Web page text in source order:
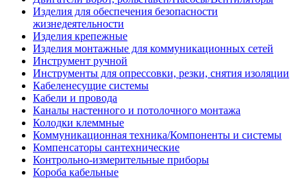
Изделия для обеспечения безопасности
жизнедеятельности
Изделия крепежные
Изделия монтажные для коммуникационных сетей
Инструмент ручной
Инструменты для опрессовки, резки, снятия изоляции
Кабеленесущие системы
Кабели и провода
Каналы настенного и потолочного монтажа
Колодки клеммные
Коммуникационная техника/Компоненты и системы
Компенсаторы сантехнические
Контрольно-измерительные приборы
Короба кабельные